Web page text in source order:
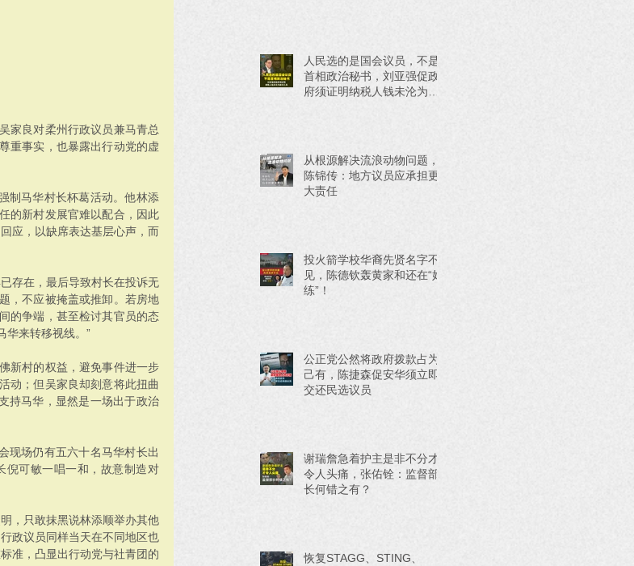
家良对柔州行政议员兼马青总
重事实，也暴露出行动党的虚
制马华村长杯葛活动。他林添
的新村发展官难以配合，因此
应，以缺席表达基层心声，而
存在，最后导致村长在投诉无
，不应被掩盖或推卸。若房地
的争端，甚至检讨其官员的态
华来转移视线。”
新村的权益，避免事件进一步
动；但吴家良却刻意将此扭曲
持马华，显然是一场出于政治
现场仍有五六十名马华村长出
倪可敏一唱一和，故意制造对
，只敢抹黑说林添顺举办其他
政议员同样当天在不同地区也
准，凸显出行动党与社青团的
人民选的是国会议员，不是
首相政治秘书，刘亚强促政
府须证明纳税人钱未沦为政
从根源解决流浪动物问题，
陈锦传：地方议员应承担更
大责任
投火箭学校华裔先贤名字不
见，陈德钦轰黄家和还在“好
练”！
公正党公然将政府拨款占为
己有，陈捷森促安华须立即
交还民选议员
谢瑞詹急着护主是非不分才
令人头痛，张佑铨：监督部
长何错之有？
恢复STAGG、STING、